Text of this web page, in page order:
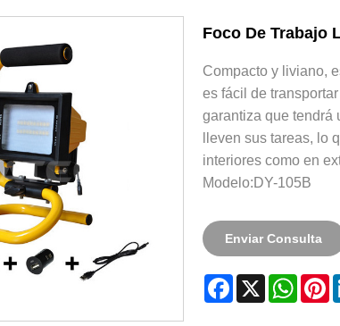
Foco De Trabajo
Compacto y liviano,
es fácil de
garantiza que tendrá
lleven sus tareas, lo
interiores como en
Modelo:DY-105B
Enviar Consulta
Facebook
X